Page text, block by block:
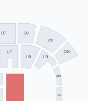
O10
O9
O8
O7
U11
U10
U9
U8
U7